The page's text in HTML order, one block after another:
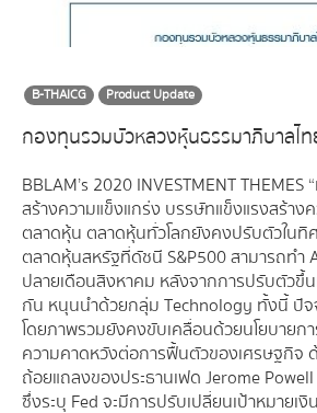
B-THAICG Product Update
กองทุนรวมบัวหลวงหุ้นธรรมาภิบาลไท
BBLAM’s 2020 INVESTMENT
สร้างความแข็งแกร่ง บรรษัทแข็งแรงสร้าง
ตลาดหุ้น ตลาดหุ้นทั่วโลกยังคงปรับตัวในทิ
ตลาดหุ้นสหรัฐที่ดัชนี S&P500 สามารถทำ
ปลายเดือนสิงหาคม หลังจากการปรับตัวขึ้
กัน หนุนนำด้วยกลุ่ม Technology ทั้งนี้ ปั
โดยภาพรวมยังคงขับเคลื่อนด้วยนโยบายก
ความคาดหวังต่อการฟื้นตัวของเศรษฐกิจ
ถ้อยแถลงของประธานเฟด Jerome
ซึ่งระบุ Fed จะมีการปรับเปลี่ยนเป้าหมาย